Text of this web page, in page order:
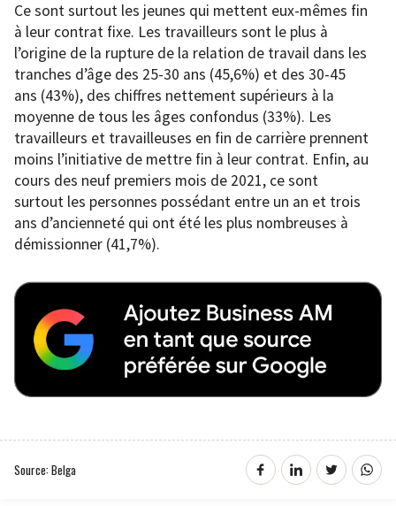
Ce sont surtout les jeunes qui mettent eux-mêmes fin
à leur contrat fixe. Les travailleurs sont le plus à
l’origine de la rupture de la relation de travail dans les
tranches d’âge des 25-30 ans (45,6%) et des 30-45
ans (43%), des chiffres nettement supérieurs à la
moyenne de tous les âges confondus (33%). Les
travailleurs et travailleuses en fin de carrière prennent
moins l’initiative de mettre fin à leur contrat. Enfin, au
cours des neuf premiers mois de 2021, ce sont
surtout les personnes possédant entre un an et trois
ans d’ancienneté qui ont été les plus nombreuses à
démissionner (41,7%).
Source: Belga